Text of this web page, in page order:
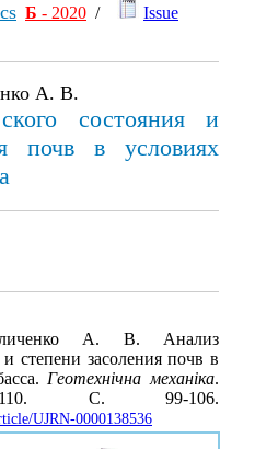
Б - 2020 /
Issue
А. В.
состояния и
почв в условиях
А. В. Анализ
и степени засоления почв в
Геотехнічна механіка.
С. 99-106.
UJRN-0000138536